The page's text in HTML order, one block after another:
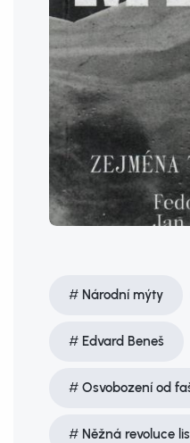
Národní mýty
Edvard Beneš
Osvobození od
Něžná revoluce